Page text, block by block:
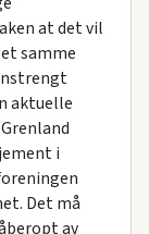
at det vil
samme
aktuelle
i
Det må
av